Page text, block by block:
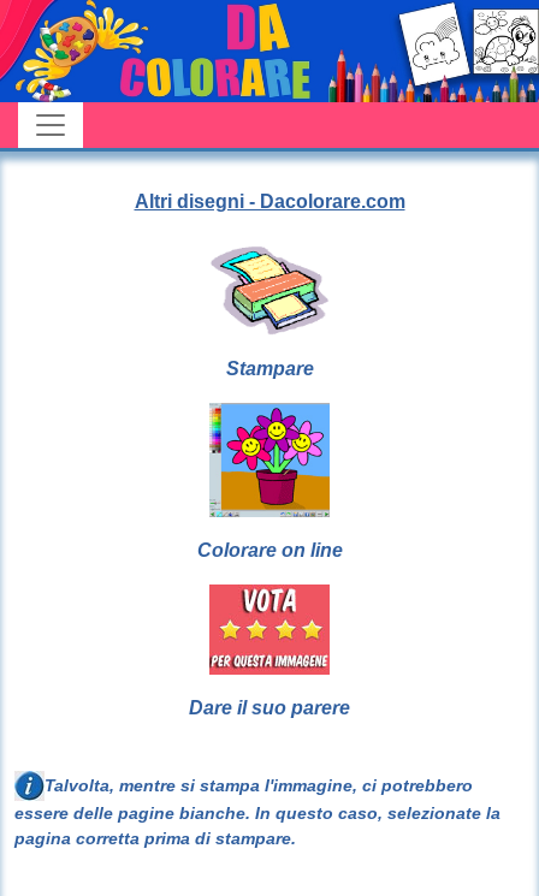
Altri disegni - Dacolorare.com
Stampare
Colorare on line
Dare il suo parere
Talvolta, mentre si stampa l'immagine, ci potrebbero
essere delle pagine bianche. In questo caso, selezionate la
pagina corretta prima di stampare.